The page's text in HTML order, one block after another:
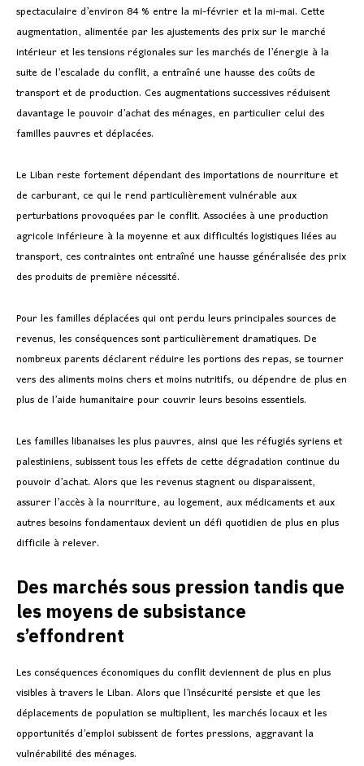
spectaculaire d’environ 84 % entre la mi-février et la mi-mai. Cette
augmentation, alimentée par les ajustements des prix sur le marché
intérieur et les tensions régionales sur les marchés de l’énergie à la
suite de l’escalade du conflit, a entraîné une hausse des coûts de
transport et de production. Ces augmentations successives réduisent
davantage le pouvoir d’achat des ménages, en particulier celui des
familles pauvres et déplacées.
Le Liban reste fortement dépendant des importations de nourriture et
de carburant, ce qui le rend particulièrement vulnérable aux
perturbations provoquées par le conflit. Associées à une production
agricole inférieure à la moyenne et aux difficultés logistiques liées au
transport, ces contraintes ont entraîné une hausse généralisée des prix
des produits de première nécessité.
Pour les familles déplacées qui ont perdu leurs principales sources de
revenus, les conséquences sont particulièrement dramatiques. De
nombreux parents déclarent réduire les portions des repas, se tourner
vers des aliments moins chers et moins nutritifs, ou dépendre de plus en
plus de l’aide humanitaire pour couvrir leurs besoins essentiels.
Les familles libanaises les plus pauvres, ainsi que les réfugiés syriens et
palestiniens, subissent tous les effets de cette dégradation continue du
pouvoir d’achat. Alors que les revenus stagnent ou disparaissent,
assurer l’accès à la nourriture, au logement, aux médicaments et aux
autres besoins fondamentaux devient un défi quotidien de plus en plus
difficile à relever.
Des marchés sous pression tandis que
les moyens de subsistance
s’effondrent
Les conséquences économiques du conflit deviennent de plus en plus
visibles à travers le Liban. Alors que l’insécurité persiste et que les
déplacements de population se multiplient, les marchés locaux et les
opportunités d’emploi subissent de fortes pressions, aggravant la
vulnérabilité des ménages.